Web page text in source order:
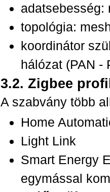
adatsebesség:
topológia:
koordinátor
hálózat (PAN -
3.2. Zigbee
A szabvány több
Home
Light Link
Smart Energy
egymással